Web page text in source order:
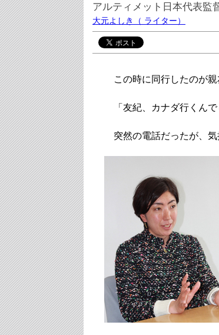
アルティメット日本代表監
大元よしき （ ライター）
この時に同行したのが親
「友紀、カナダ行くんで
突然の電話だったが、気